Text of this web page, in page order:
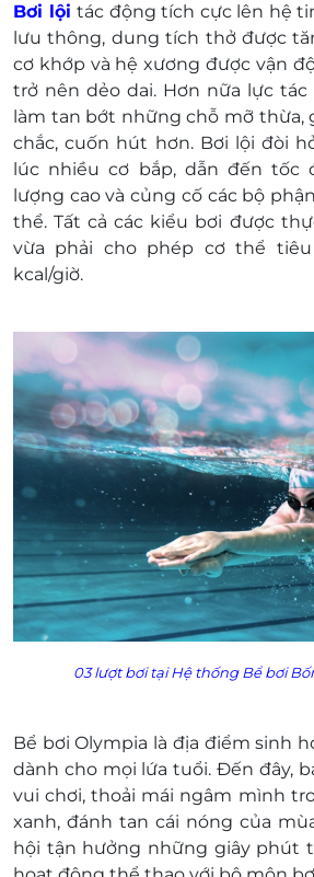
Bể bơi Olympia 609
Hà Nội - 024 6672 8686
Bể bơi Olympia Nhật Tân
Quân - Tây Hồ, Hà Nội -
Olympia Việt Hưng - Tại
năng khiếu TDTT quận
khu đô thị mới Việt
phố Đoàn Khuê -
0934.66.5555
Olympia Đền Lừ - Bể bơi
thanh thiếu niên quận
Một khách hàng được mua
Coupon
E-Voucher/E-Coupon không
thành tiền mặt, không trả lại
Không áp dụng đồng thời
khuyến mại khác
Giá chưa bao gồm VAT.
Bơi lội tác động tích cực lên hệ
lưu thông, dung tích thở được
cơ khớp và hệ xương được vận
trở nên dẻo dai. Hơn nữa lực tác
làm tan bớt những chỗ mỡ thừa,
chắc, cuốn hút hơn. Bơi lội đòi
lúc nhiều cơ bắp, dẫn đến tốc
lượng cao và củng cố các bộ
thể. Tất cả các kiểu bơi được
vừa phải cho phép cơ thể
kcal/giờ.
03 lượt bơi tại Hệ thống Bể bơi
Bể bơi Olympia là địa điểm sinh
dành cho mọi lứa tuổi. Đến đây,
vui chơi, thoải mái ngâm mình
xanh, đánh tan cái nóng của
hội tận hưởng những giây phút